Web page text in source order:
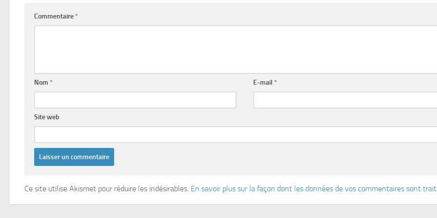
Commentaire*
Nom * E-mail*
Site web
Ce site utilise Akismet pour réduire les indésirables. En savoir plus sur la façon dont les données de vos commentaires sont